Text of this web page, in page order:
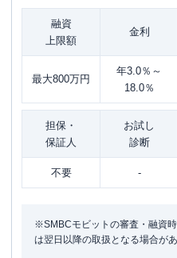
融資
上限額
金利
最大800万円
年3.0％～
18.0％
担保・
保証人
お試し
診断
不要 -
※SMBCモビットの審査・融資
は翌日以降の取扱となる場合があ